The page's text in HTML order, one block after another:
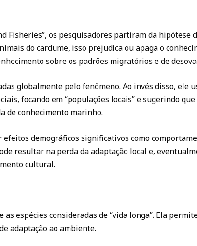
Fisheries”, os pesquisadores partiram da hipótese
do cardume, isso prejudica ou apaga o
sobre os padrões migratórios e de desova.
globalmente pelo fenômeno. Ao invés disso, ele
focando em “populações locais” e sugerindo que
de conhecimento marinho.
demográficos significativos como
resultar na perda da adaptação local e,
cultural.
espécies consideradas de “vida longa”. Ela
adaptação ao ambiente.